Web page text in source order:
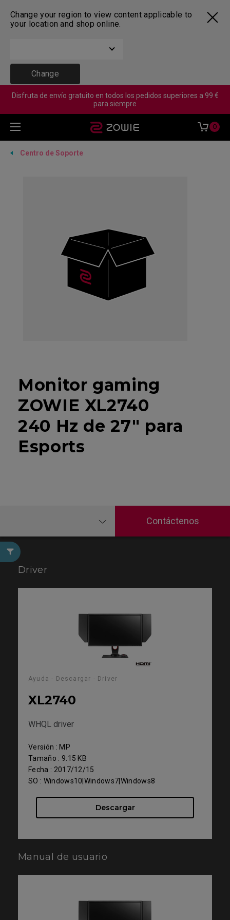
Change your region to view content applicable to
your location and shop online.
Change
Disfruta de envío gratuito en todos los pedidos superiores a 99 €
para siempre
0
Centro de Soporte
Monitor gaming
ZOWIE XL2740
240 Hz de 27" para
Esports
Contáctenos
Driver
Ayuda - Descargar - Driver
XL2740
WHQL driver
Versión : MP
Tamaño : 9.15 KB
Fecha : 2017/12/15
SO : Windows10|Windows7|Windows8
Descargar
Manual de usuario